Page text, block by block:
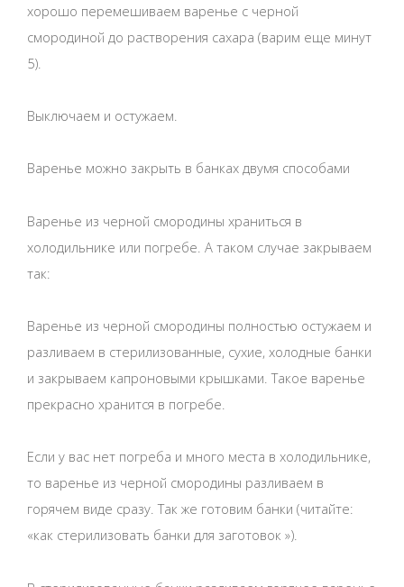
хорошо перемешиваем варенье с черной
смородиной до растворения сахара (варим еще минут
5).
Выключаем и остужаем.
Варенье можно закрыть в банках двумя способами
Варенье из черной смородины храниться в
холодильнике или погребе. А таком случае закрываем
так:
Варенье из черной смородины полностью остужаем и
разливаем в стерилизованные, сухие, холодные банки
и закрываем капроновыми крышками. Такое варенье
прекрасно хранится в погребе.
Если у вас нет погреба и много места в холодильнике,
то варенье из черной смородины разливаем в
горячем виде сразу. Так же готовим банки (читайте:
«как стерилизовать банки для заготовок »).